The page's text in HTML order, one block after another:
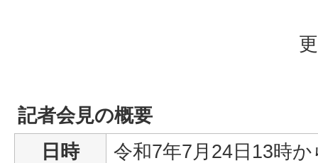
記者会見の概要
日時
令和7年7月24日13時